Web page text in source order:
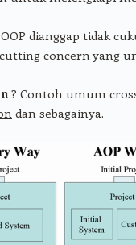
dianggap tidak
concern yang
? Contoh umum
dan sebagainya.